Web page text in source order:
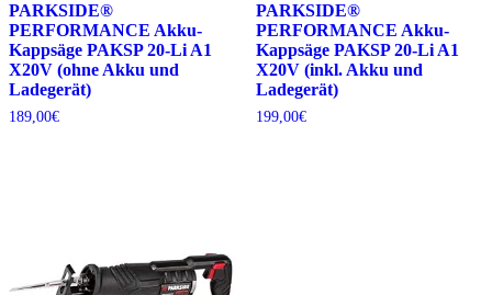
PARKSIDE®
PERFORMANCE Akku-
Kappsäge PAKSP 20-Li A1
X20V (ohne Akku und
Ladegerät)
189,00€
PARKSIDE®
PERFORMANCE Akku-
Kappsäge PAKSP 20-Li A1
X20V (inkl. Akku und
Ladegerät)
199,00€